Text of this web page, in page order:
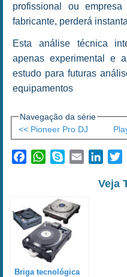
profissional ou
fabricante, perderá
Esta análise técnica
apenas experimental e
estudo para futuras
equipamentos
Navegação da série
<< Pioneer Pro DJ
FacebookWhatsApp
Skype Email
Veja
Briga tecnológica